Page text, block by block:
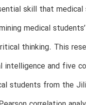
skill that
medical
thinking. This
intelligence and five
students from the